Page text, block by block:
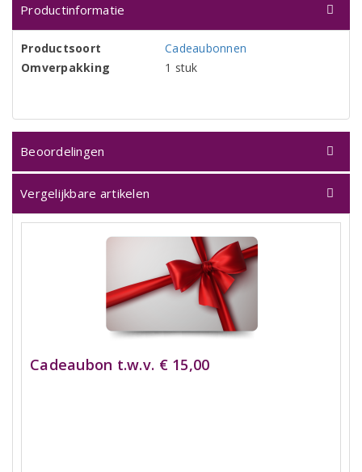
Productinformatie
Productsoort
Cadeaubonnen
Omverpakking
1 stuk
Beoordelingen
Vergelijkbare artikelen
Cadeaubon t.w.v. € 15,00